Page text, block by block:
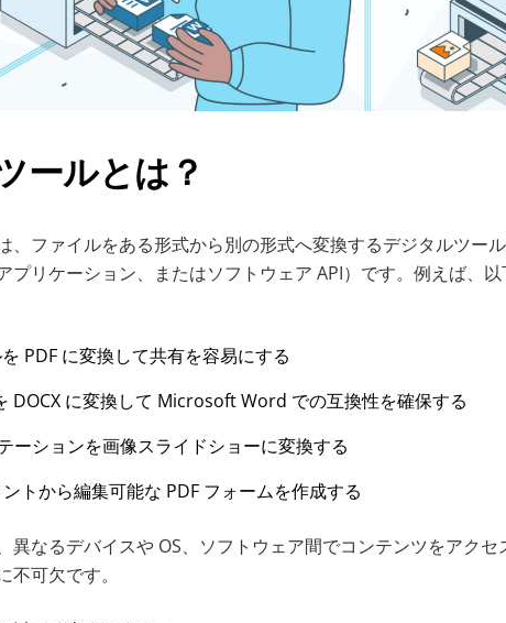
ールとは？
、ファイルをある形式から別の形式へ変換するデジタルツー
プリケーション、またはソフトウェア API）です。例えば、
PDF に変換して共有を容易にする
DOCX に変換して Microsoft Word での互換性を確保する
ーションを画像スライドショーに変換する
トから編集可能な PDF フォームを作成する
異なるデバイスや OS、ソフトウェア間でコンテンツをアク
不可欠です。